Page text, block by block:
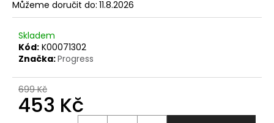
Můžeme doručit do: 11.8.2026
Skladem
Kód: K00071302
Značka:Progress
699 Kč
453 Kč
p
u
č
u
e